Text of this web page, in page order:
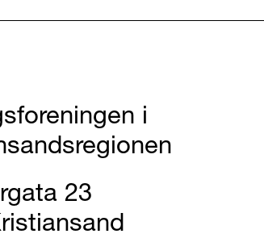
i
23